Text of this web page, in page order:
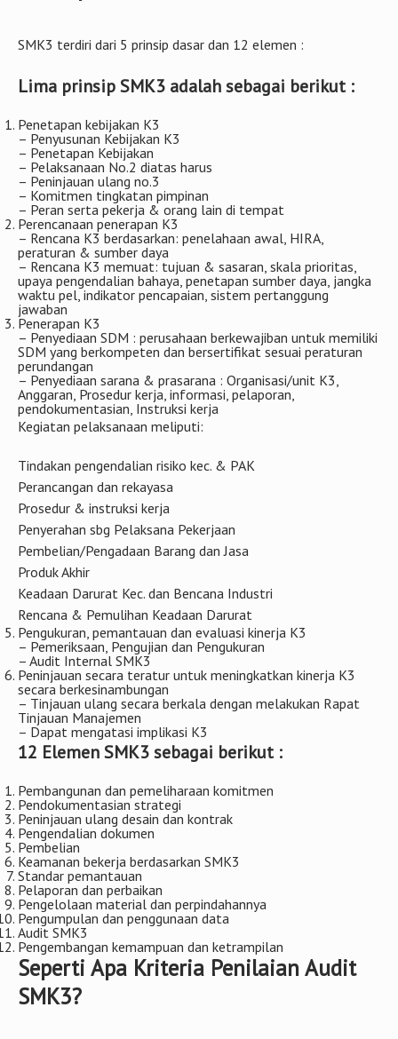
SMK3 terdiri dari 5 prinsip dasar dan 12 elemen :
Lima prinsip SMK3 adalah sebagai berikut :
Penetapan kebijakan K3
– Penyusunan Kebijakan K3
– Penetapan Kebijakan
– Pelaksanaan No.2 diatas harus
– Peninjauan ulang no.3
– Komitmen tingkatan pimpinan
– Peran serta pekerja & orang lain di tempat
Perencanaan penerapan K3
– Rencana K3 berdasarkan: penelahaan awal, HIRA,
peraturan & sumber daya
– Rencana K3 memuat: tujuan & sasaran, skala prioritas,
upaya pengendalian bahaya, penetapan sumber daya, jangka
waktu pel, indikator pencapaian, sistem pertanggung
jawaban
Penerapan K3
– Penyediaan SDM : perusahaan berkewajiban untuk memiliki
SDM yang berkompeten dan bersertifikat sesuai peraturan
perundangan
– Penyediaan sarana & prasarana : Organisasi/unit K3,
Anggaran, Prosedur kerja, informasi, pelaporan,
pendokumentasian, Instruksi kerja
Kegiatan pelaksanaan meliputi:
Tindakan pengendalian risiko kec. & PAK
Perancangan dan rekayasa
Prosedur & instruksi kerja
Penyerahan sbg Pelaksana Pekerjaan
Pembelian/Pengadaan Barang dan Jasa
Produk Akhir
Keadaan Darurat Kec. dan Bencana Industri
Rencana & Pemulihan Keadaan Darurat
Pengukuran, pemantauan dan evaluasi kinerja K3
– Pemeriksaan, Pengujian dan Pengukuran
– Audit Internal SMK3
Peninjauan secara teratur untuk meningkatkan kinerja K3
secara berkesinambungan
– Tinjauan ulang secara berkala dengan melakukan Rapat
Tinjauan Manajemen
– Dapat mengatasi implikasi K3
12 Elemen SMK3 sebagai berikut :
Pembangunan dan pemeliharaan komitmen
Pendokumentasian strategi
Peninjauan ulang desain dan kontrak
Pengendalian dokumen
Pembelian
Keamanan bekerja berdasarkan SMK3
Standar pemantauan
Pelaporan dan perbaikan
Pengelolaan material dan perpindahannya
Pengumpulan dan penggunaan data
Audit SMK3
Pengembangan kemampuan dan ketrampilan
Seperti Apa Kriteria Penilaian Audit
SMK3?